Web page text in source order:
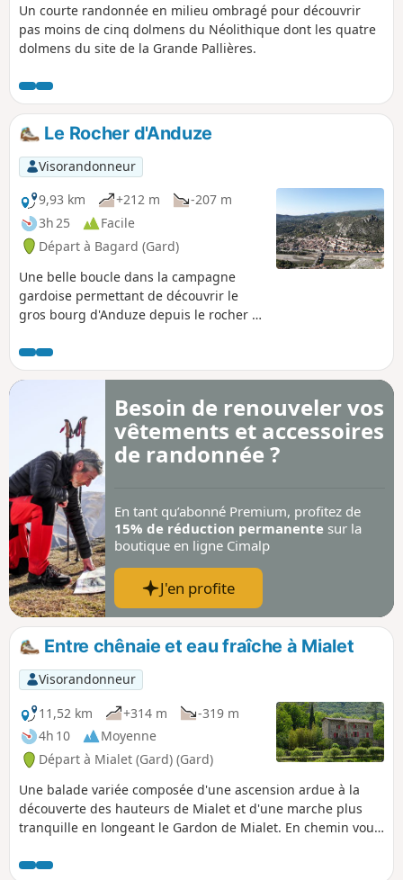
Un courte randonnée en milieu ombragé pour découvrir
pas moins de cinq dolmens du Néolithique dont les quatre
dolmens du site de la Grande Pallières.
Le Rocher d'Anduze
Visorandonneur
9,93 km
+212 m
-207 m
3h 25
Facile
Départ à Bagard (Gard)
Une belle boucle dans la campagne
gardoise permettant de découvrir le
gros bourg d'Anduze depuis le rocher le
Besoin de renouveler vos
vêtements et accessoires
de randonnée ?
En tant qu’abonné Premium, profitez de
15% de réduction permanente sur la
boutique en ligne Cimalp
J'en profite
Entre chênaie et eau fraîche à Mialet
Visorandonneur
11,52 km
+314 m
-319 m
4h 10
Moyenne
Départ à Mialet (Gard) (Gard)
Une balade variée composée d'une ascension ardue à la
découverte des hauteurs de Mialet et d'une marche plus
tranquille en longeant le Gardon de Mialet. En chemin vous
le fameux Pont des Camisards. Attention ! Plusieurs avis